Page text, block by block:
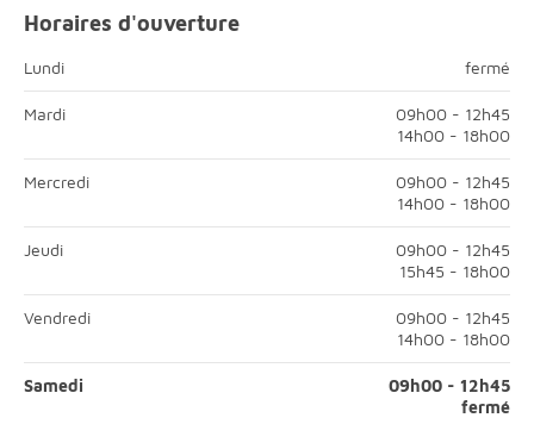
Horaires d'ouverture
Lundi fermé
fermé
Mardi
09h00 - 12h45
14h00 - 18h00
Mercredi
09h00 - 12h45
14h00 - 18h00
Jeudi
09h00 - 12h45
15h45 - 18h00
Vendredi
09h00 - 12h45
14h00 - 18h00
Samedi
09h00 - 12h45
fermé